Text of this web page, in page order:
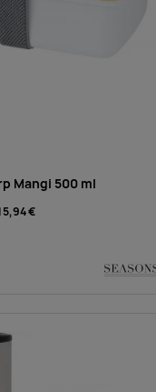
Mangi 500 ml
5,94 €